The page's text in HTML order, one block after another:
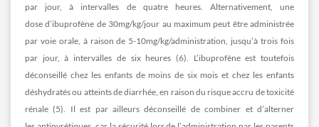
par jour, à intervalles de quatre heures. Alternativement, une
dose d’ibuprofène de 30mg/kg/jour au maximum peut être administrée
par voie orale, à raison de 5-10mg/kg/administration, jusqu’à trois fois
par jour, à intervalles de six heures (6). L’ibuprofène est toutefois
déconseillé chez les enfants de moins de six mois et chez les enfants
déshydratés ou atteints de diarrhée, en raison du risque accru de toxicité
rénale (5). Il est par ailleurs déconseillé de combiner et d’alterner